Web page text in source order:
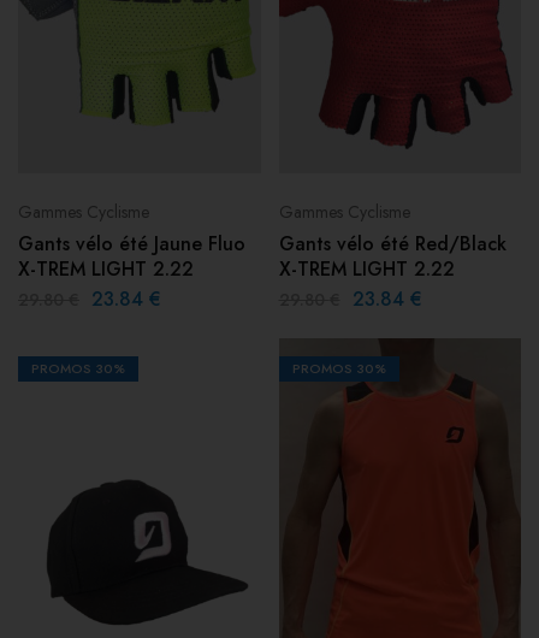
Gammes Cyclisme
Gants vélo été Jaune Fluo
X-TREM LIGHT 2.22
23.84 €
Gammes Cyclisme
Gants vélo été Red/Black
X-TREM LIGHT 2.22
23.84 €
PROMOS 30% PROMOS 30%